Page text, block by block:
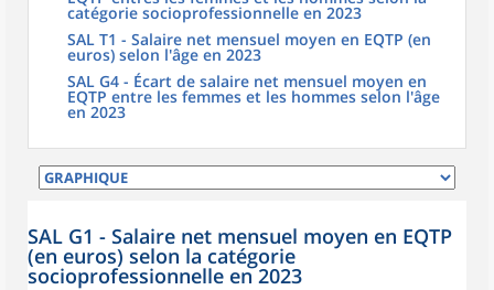
catégorie socioprofessionnelle en 2023
SAL T1 - Salaire net mensuel moyen en EQTP (en
euros) selon l'âge en 2023
SAL G4 - Écart de salaire net mensuel moyen en
EQTP entre les femmes et les hommes selon l'âge
en 2023
SAL G1 - Salaire net mensuel moyen en EQTP
(en euros) selon la catégorie
socioprofessionnelle en 2023